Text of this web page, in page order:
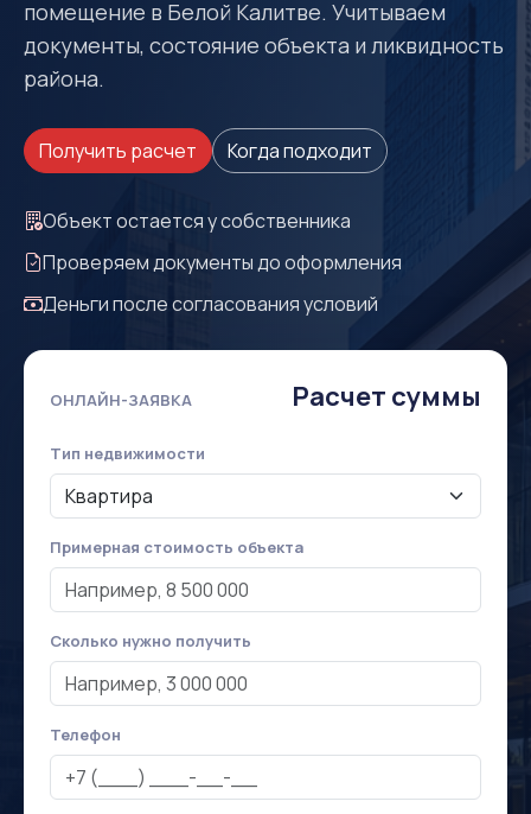
помещение в Белой Калитве. Учитываем
документы, состояние объекта и ликвидность
района.
Получить расчет Когда подходит
Объект остается у собственника
Проверяем документы до оформления
Деньги после согласования условий
ОНЛАЙН-ЗАЯВКА Расчет суммы
Тип недвижимости
Примерная стоимость объекта
Сколько нужно получить
Телефон